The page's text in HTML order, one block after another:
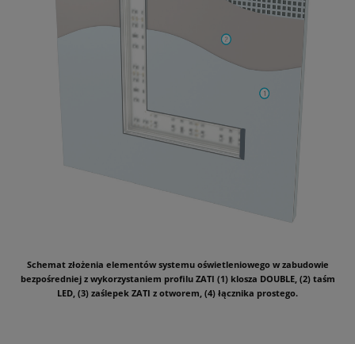
Schemat złożenia elementów systemu oświetleniowego w zabudowie
bezpośredniej z wykorzystaniem profilu ZATI (1) klosza DOUBLE, (2) taśm
LED, (3) zaślepek ZATI z otworem, (4) łącznika prostego.